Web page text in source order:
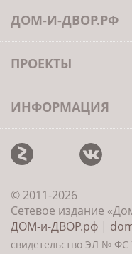
ДОМ-И-ДВОР.РФ
ПРОЕКТЫ
ИНФОРМАЦИЯ
© 2011-2026
Сетевое издание
ДОМ-и-ДВОР.рф |
свидетельство ЭЛ № ФС